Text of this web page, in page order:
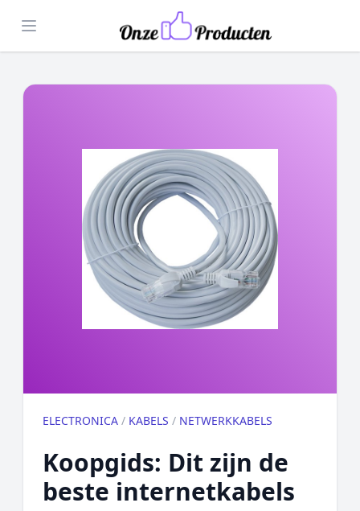
Open menu
ELECTRONICA / KABELS / NETWERKKABELS
Koopgids: Dit zijn de
beste internetkabels